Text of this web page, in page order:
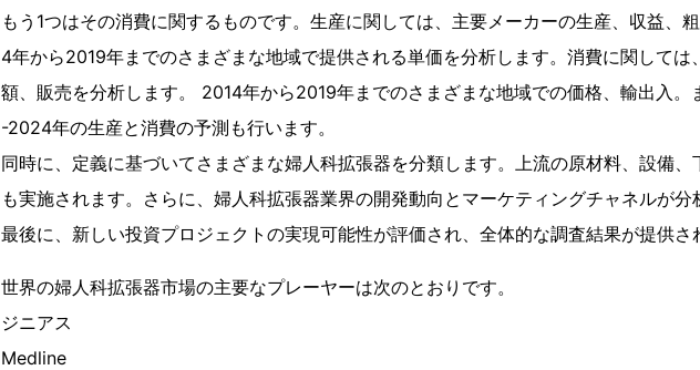
もう1つはその消費に関するものです。生産に関しては、主要メーカーの生産、収益、
4年から2019年までのさまざまな地域で提供される単価を分析します。消費に関しては
額、販売を分析します。 2014年から2019年までのさまざまな地域での価格、輸出入。
-2024年の生産と消費の予測も行います。
同時に、定義に基づいてさまざまな婦人科拡張器を分類します。上流の原材料、設備、
も実施されます。さらに、婦人科拡張器業界の開発動向とマーケティングチャネルが分
最後に、新しい投資プロジェクトの実現可能性が評価され、全体的な調査結果が提供さ
世界の婦人科拡張器市場の主要なプレーヤーは次のとおりです。
ジニアス
Medline